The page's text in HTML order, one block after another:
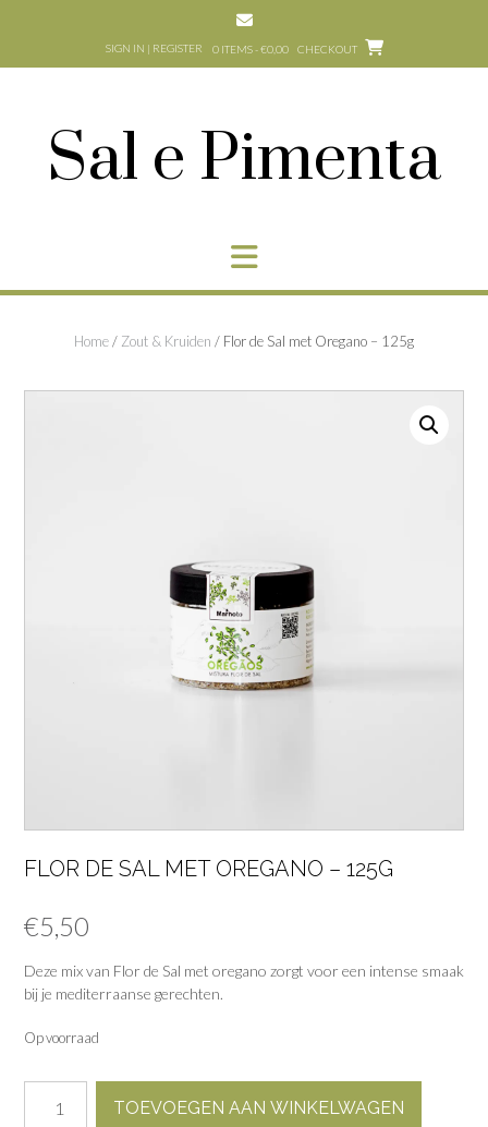
SIGN IN | REGISTER 0 ITEMS - €0,00 CHECKOUT
Sal e Pimenta
Home/ Zout & Kruiden / Flor de Sal met Oregano – 125g
FLOR DE SAL MET OREGANO – 125G
€5,50
Deze mix van Flor de Sal met oregano zorgt voor een intense smaak
bij je mediterraanse gerechten.
Op voorraad
TOEVOEGEN AAN WINKELWAGEN